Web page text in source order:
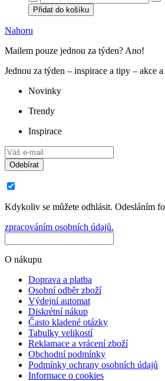
Přidat do košíku
Nahoru
Mailem pouze jednou za týden? Ano!
Jednou za týden – inspirace a tipy – akce
Novinky
Trendy
Inspirace
Odebírat
Kdykoliv se můžete odhlásit. Odesláním
zpracováním osobních údajů.
O nákupu
Doprava a platba
Osobní odběr zboží
Výdejní automat
Diskrétní nákup
Často kladené otázky
Tabulky velikostí
Reklamace a vrácení zboží
Obchodní podmínky
Podmínky ochrany osobních údajů
Informace o cookies